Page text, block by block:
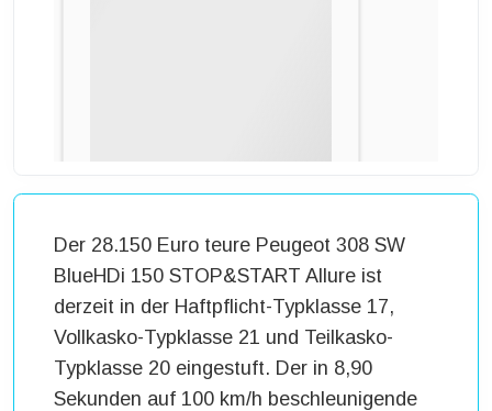
Der 28.150 Euro teure Peugeot 308 SW
BlueHDi 150 STOP&START Allure ist
derzeit in der Haftpflicht-Typklasse 17,
Vollkasko-Typklasse 21 und Teilkasko-
Typklasse 20 eingestuft. Der in 8,90
Sekunden auf 100 km/h beschleunigende